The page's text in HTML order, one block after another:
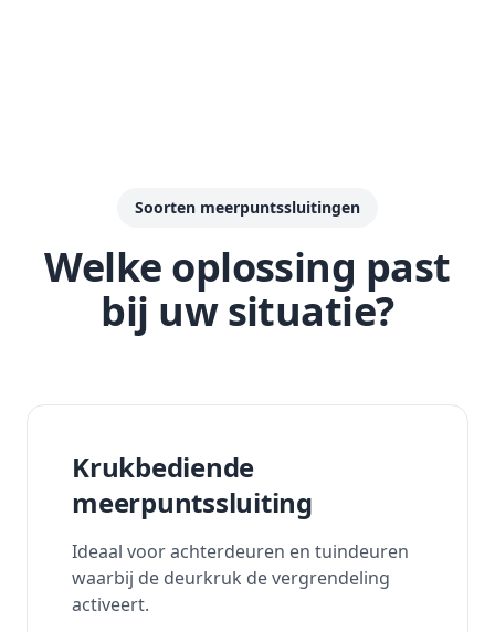
Soorten meerpuntssluitingen
Welke oplossing past
bij uw situatie?
Krukbediende
meerpuntssluiting
Ideaal voor achterdeuren en tuindeuren
waarbij de deurkruk de vergrendeling
activeert.